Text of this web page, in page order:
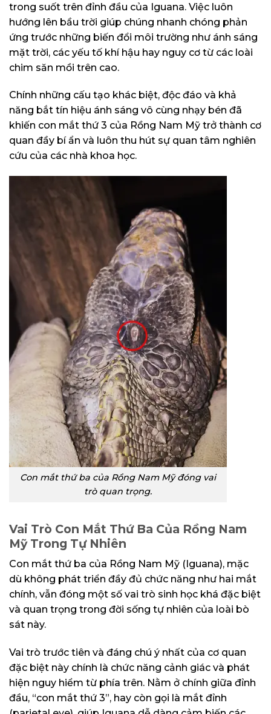
trong suốt trên đỉnh đầu của Iguana. Việc luôn
hướng lên bầu trời giúp chúng nhanh chóng phản
ứng trước những biến đổi môi trường như ánh sáng
mặt trời, các yếu tố khí hậu hay nguy cơ từ các loài
chim săn mồi trên cao.
Chính những cấu tạo khác biệt, độc đáo và khả
năng bắt tín hiệu ánh sáng vô cùng nhạy bén đã
khiến con mắt thứ 3 của Rồng Nam Mỹ trở thành cơ
quan đầy bí ẩn và luôn thu hút sự quan tâm nghiên
cứu của các nhà khoa học.
Con mắt thứ ba của Rồng Nam Mỹ đóng vai
trò quan trọng.
Vai Trò Con Mắt Thứ Ba Của Rồng Nam
Mỹ Trong Tự Nhiên
Con mắt thứ ba của Rồng Nam Mỹ (Iguana), mặc
dù không phát triển đầy đủ chức năng như hai mắt
chính, vẫn đóng một số vai trò sinh học khá đặc biệt
và quan trọng trong đời sống tự nhiên của loài bò
sát này.
Vai trò trước tiên và đáng chú ý nhất của cơ quan
đặc biệt này chính là chức năng cảnh giác và phát
hiện nguy hiểm từ phía trên. Nằm ở chính giữa đỉnh
đầu, “con mắt thứ 3”, hay còn gọi là mắt đỉnh